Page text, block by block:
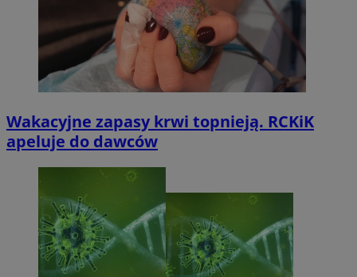
Wakacyjne zapasy krwi topnieją. RCKiK
apeluje do dawców